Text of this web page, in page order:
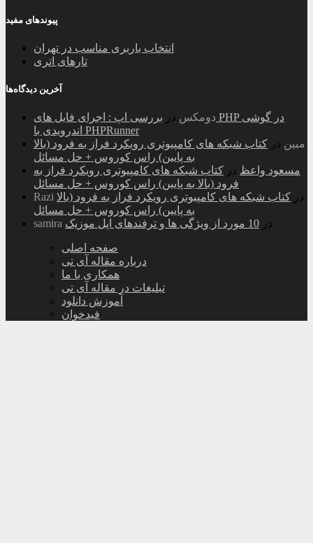
پیوندهای مفید
انتخاب باربری مناسب در تهران
تارهای اتری
آخرین دیدگاه‌ها
دومکس در بررسی اپ : اجرای فایل های PHP در گوشی
اندرویدی با PHPRunner
مبین در کتاب شبکه های کامپیوتری رویکرد فراز به فرود (بالا
به پایین) راس کوروس + حل مسائل
مسعود واعظ در کتاب شبکه های کامپیوتری رویکرد فراز به
فرود (بالا به پایین) راس کوروس + حل مسائل
Razi
در کتاب شبکه های کامپیوتری رویکرد فراز به فرود (بالا
به پایین) راس کوروس + حل مسائل
samira
در 10 مورد از ویژگی ها و ترفندهای اپل موزیک
صفحه اصلی
درباره مقاله آی تی
همکاری با ما
تبلیغات در مقاله آی تی
آموزش دانلود
فیدخوان